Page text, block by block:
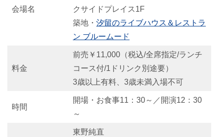
会場名
クサイドプレイス1F
築地・ 汐留のライブハウス＆レストラ
ン ブルームード
料金
前売￥11,000（税込/全席指定/ランチ
コース付/1ドリンク別途要）
3歳以上有料、3歳未満入場不可
時間
開場・お食事11：30～／開演12：30
～
東野純直